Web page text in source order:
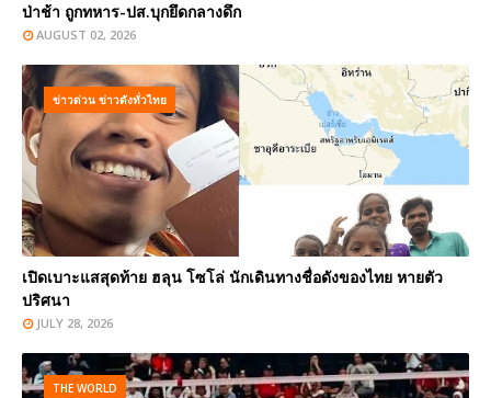
ป่าช้า ถูกทหาร-ปส.บุกยึดกลางดึก
AUGUST 02, 2026
ข่าวด่วน ข่าวดังทั่วไทย
เปิดเบาะแสสุดท้าย ฮลุน โซโล่ นักเดินทางชื่อดังของไทย หายตัว
ปริศนา
JULY 28, 2026
THE WORLD